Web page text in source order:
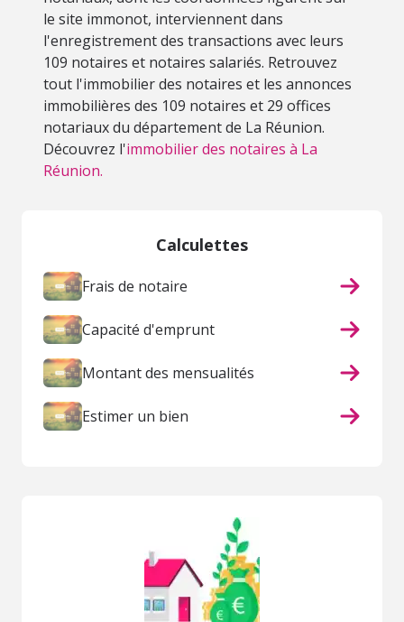
le site immonot, interviennent dans
l'enregistrement des transactions avec leurs
109 notaires et notaires salariés. Retrouvez
tout l'immobilier des notaires et les annonces
immobilières des 109 notaires et 29 offices
notariaux du département de La Réunion.
Découvrez l'immobilier des notaires à La
Réunion.
Calculettes
Frais de notaire
Capacité d'emprunt
Montant des mensualités
Estimer un bien